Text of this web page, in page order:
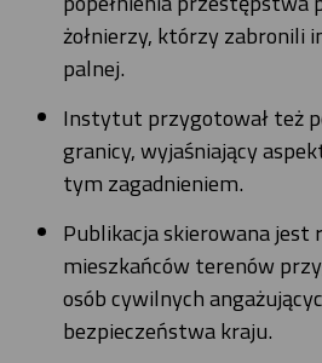
żołnierzy, którzy zabronili
palnej.
Instytut przygotował też
granicy, wyjaśniający
tym zagadnieniem.
Publikacja skierowana jest
mieszkańców terenów
osób cywilnych
bezpieczeństwa kraju.